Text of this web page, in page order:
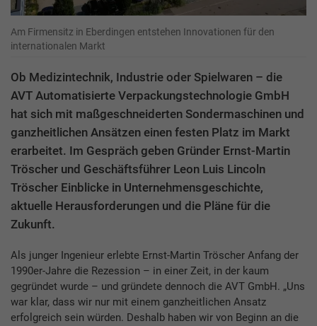
Am Firmensitz in Eberdingen entstehen Innovationen für den
internationalen Markt
Ob Medizintechnik, Industrie oder Spielwaren – die
AVT Automatisierte Verpackungstechnologie GmbH
hat sich mit maßgeschneiderten Sondermaschinen und
ganzheitlichen Ansätzen einen festen Platz im Markt
erarbeitet. Im Gespräch geben Gründer Ernst-Martin
Tröscher und Geschäftsführer Leon Luis Lincoln
Tröscher Einblicke in Unternehmensgeschichte,
aktuelle Herausforderungen und die Pläne für die
Zukunft.
Als junger Ingenieur erlebte Ernst-Martin Tröscher Anfang der
1990er-Jahre die Rezession – in einer Zeit, in der kaum
gegründet wurde – und gründete dennoch die AVT GmbH. „Uns
war klar, dass wir nur mit einem ganzheitlichen Ansatz
erfolgreich sein würden. Deshalb haben wir von Beginn an die